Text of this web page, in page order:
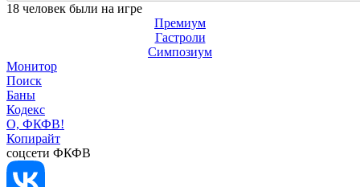
18 человек были на игре
Премиум
Гастроли
Симпозиум
Монитор
Поиск
Баны
Кодекс
О, ФКФВ!
Копирайт
соцсети ФКФВ